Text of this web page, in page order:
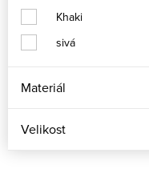
Khaki
sivá
Materiál
Velikost